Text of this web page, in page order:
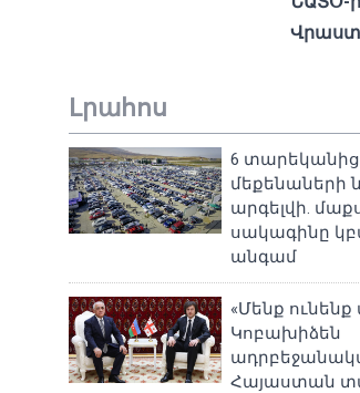
Լրահոս
6
մեքենաների
արգելվի.
սակագինը
անգամ
«Մենք ունենք
Կոբախիձեն
Հայաստան